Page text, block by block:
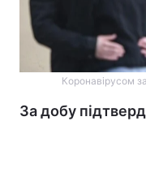
Коронавірусом
За добу